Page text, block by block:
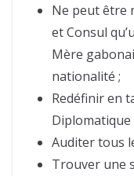
Ne peut être
et Consul
Mère
nationalité ;
Redéfinir en
Diplomatique
Auditer tous
Trouver une